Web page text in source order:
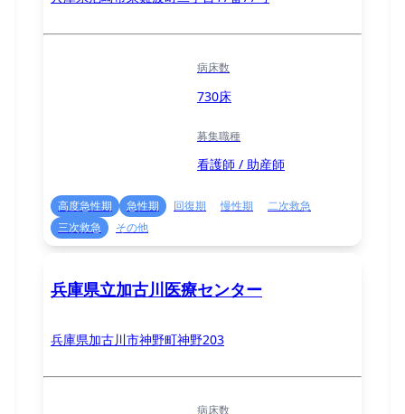
病床数
730床
募集職種
看護師 / 助産師
高度急性期 急性期 回復期 慢性期
二次救急
三次救急
その他
兵庫県立加古川医療センター
兵庫県加古川市神野町神野203
病床数